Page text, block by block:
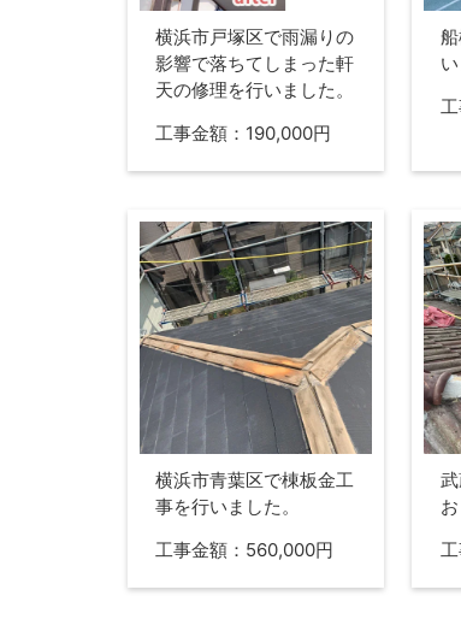
横浜市戸塚区で雨漏りの
影響で落ちてしまった軒
天の修理を行いました。
工事金額：190,000円
横浜市青葉区で棟板金工
事を行いました。
工事金額：560,000円